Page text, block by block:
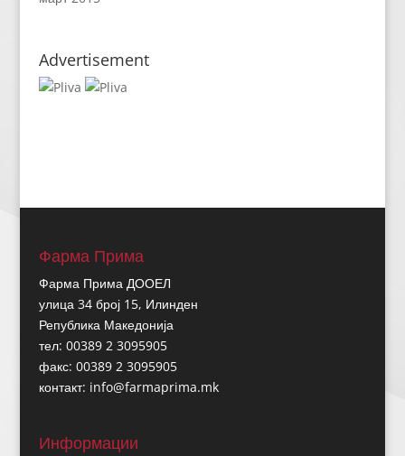
Advertisement
Фарма Прима
Фарма Прима ДООЕЛ
улица 34 број 15, Илинден
Република Македонија
тел: 00389 2 3095905
факс: 00389 2 3095905
контакт: info@farmaprima.mk
Информации